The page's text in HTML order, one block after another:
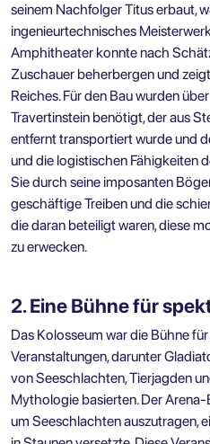
seinem Nachfolger Titus erbaut,
ingenieurtechnisches
Amphitheater konnte nach
Zuschauer beherbergen und
Reiches. Für den Bau wurden
Travertinstein benötigt, der aus
entfernt transportiert wurde und
und die logistischen Fähigkeiten
Sie durch seine imposanten
geschäftige Treiben und die
die daran beteiligt waren, diese
zu erwecken.
2. Eine Bühne für
Das Kolosseum war die Bühne
Veranstaltungen, darunter
von Seeschlachten, Tierjagden
Mythologie basierten. Der
um Seeschlachten auszutragen,